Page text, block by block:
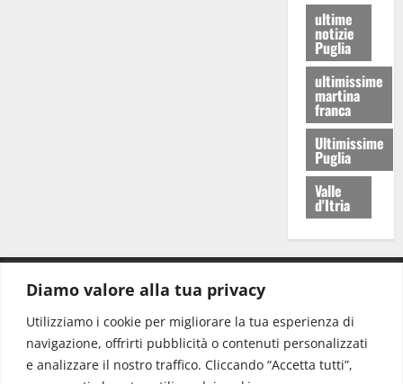
Diamo valore alla tua privacy
Utilizziamo i cookie per migliorare la tua esperienza di
navigazione, offrirti pubblicità o contenuti personalizzati
e analizzare il nostro traffico. Cliccando “Accetta tutti”,
ultime
notizie
Puglia
ultimissime
martina
franca
Ultimissime
Puglia
Valle
d'Itria
Redazione: redazione@www.martinasera.it
Direttore:direttore@www.martinasera.it